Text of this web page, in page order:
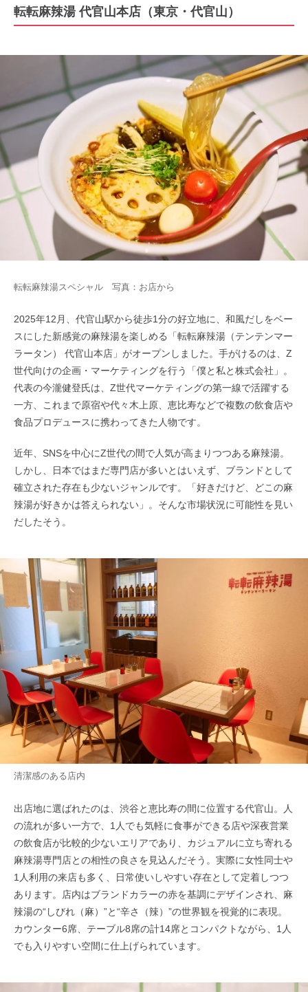
転転麻辣湯 代官山本店（東京・代官山）
転転麻辣湯スペシャル 写真：お店から
2025年12月、代官山駅から徒歩1分の好立地に、和風だしをベー
スにした新感覚の麻辣湯を楽しめる「転転麻辣湯（テンテンマー
ラータン） 代官山本店」がオープンしました。手がけるのは、Z
世代向けの企画・マーケティングを行う「僕と私と株式会社」。
代表の今瀧健登氏は、Z世代マーケティングの第一線で活躍する
一方、これまで原宿や代々木上原、恵比寿などで複数の飲食店や
食品プロデュースに携わってきた人物です。
近年、SNSを中心にZ世代の間で人気が高まりつつある麻辣湯。
しかし、日本ではまだ専門店が多いとはいえず、ブランドとして
確立された存在も少ないジャンルです。「好きだけど、どこの麻
辣湯が好きかは答えられない」。そんな市場状況に可能性を見い
だしたそう。
清潔感のある店内
出店地に選ばれたのは、渋谷と恵比寿の間に位置する代官山。人
の流れが多い一方で、1人でも気軽に食事ができる店や深夜営業
の飲食店が比較的少ないエリアであり、カジュアルに立ち寄れる
麻辣湯専門店との相性の良さを見込んだそう。実際に女性同士や
1人利用の来店も多く、日常使いしやすい存在として定着しつつ
あります。店内はブランドカラーの赤を基調にデザインされ、麻
辣湯の“しびれ（麻）”と“辛さ（辣）”の世界観を視覚的に表現。
カウンター6席、テーブル8席の計14席とコンパクトながら、1人
でも入りやすい空間に仕上げられています。